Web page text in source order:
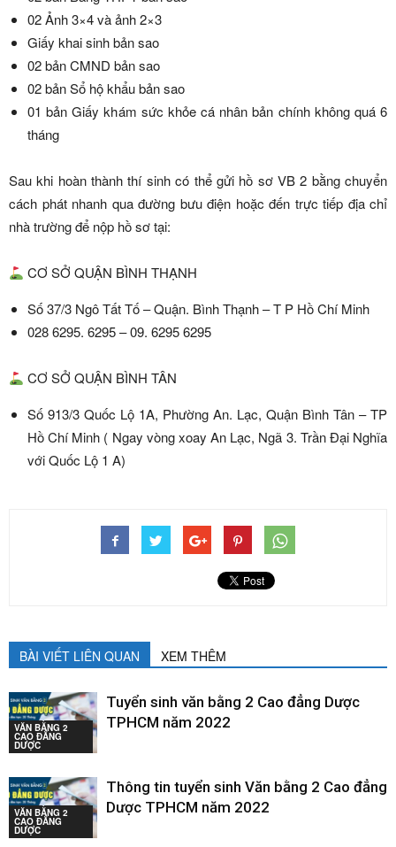
02 Ảnh 3×4 và ảnh 2×3
Giấy khai sinh bản sao
02 bản CMND bản sao
02 bản Sổ hộ khẩu bản sao
01 bản Giấy khám sức khỏe cá nhân bản chính không quá 6
tháng
Sau khi hoàn thành thí sinh có thể gửi hồ sơ VB 2 bằng chuyển
cách phát nhanh qua đường bưu điện hoặc đến trực tiếp địa chỉ
nhà trường để nộp hồ sơ tại:
CƠ SỞ QUẬN BÌNH THẠNH
Số 37/3 Ngô Tất Tố – Quận. Bình Thạnh – T P Hồ Chí Minh
028 6295. 6295 – 09. 6295 6295
CƠ SỞ QUẬN BÌNH TÂN
Số 913/3 Quốc Lộ 1A, Phường An. Lạc, Quận Bình Tân – TP
Hồ Chí Minh ( Ngay vòng xoay An Lạc, Ngã 3. Trần Đại Nghĩa
với Quốc Lộ 1 A)
BÀI VIẾT LIÊN QUAN XEM THÊM
VĂN BẰNG 2
CAO ĐẲNG
DƯỢC
Tuyển sinh văn bằng 2 Cao đẳng Dược
TPHCM năm 2022
VĂN BẰNG 2
CAO ĐẲNG
DƯỢC
Thông tin tuyển sinh Văn bằng 2 Cao đẳng
Dược TPHCM năm 2022